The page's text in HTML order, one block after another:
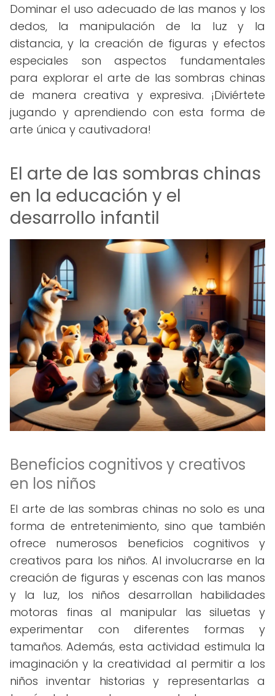
Dominar el uso adecuado de las manos y los
dedos, la manipulación de la luz y la
distancia, y la creación de figuras y efectos
especiales son aspectos fundamentales
para explorar el arte de las sombras chinas
de manera creativa y expresiva. ¡Diviértete
jugando y aprendiendo con esta forma de
arte única y cautivadora!
El arte de las sombras chinas
en la educación y el
desarrollo infantil
Beneficios cognitivos y creativos
en los niños
El arte de las sombras chinas no solo es una
forma de entretenimiento, sino que también
ofrece numerosos beneficios cognitivos y
creativos para los niños. Al involucrarse en la
creación de figuras y escenas con las manos
y la luz, los niños desarrollan habilidades
motoras finas al manipular las siluetas y
experimentar con diferentes formas y
tamaños. Además, esta actividad estimula la
imaginación y la creatividad al permitir a los
niños inventar historias y representarlas a